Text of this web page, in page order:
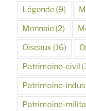
Légende (9)
Monnaie (2)
Oiseaux (16)
Patrimoine-civil
Patrimoine-
Patrimoine-